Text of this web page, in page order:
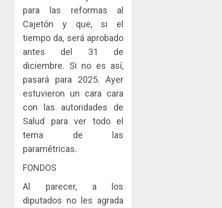
para las reformas al
Cajetón y que, si el
tiempo da, será aprobado
antes del 31 de
diciembre. Si no es así,
pasará para 2025. Ayer
estuvieron un cara cara
con las autoridades de
Salud para ver todo el
tema de las
paramétricas.
FONDOS
Al parecer, a los
diputados no les agrada